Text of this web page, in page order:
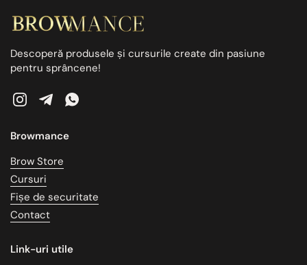
Descoperă produsele și cursurile create din pasiune
pentru sprâncene!
Instagram
TelegramWhatsApp
Browmance
Brow Store
Cursuri
Fișe de securitate
Contact
Link-uri utile